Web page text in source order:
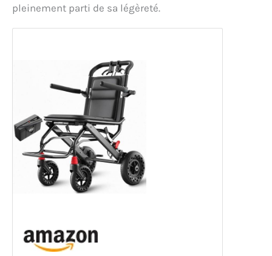
pleinement parti de sa légèreté.